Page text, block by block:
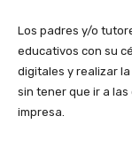
Los padres y/o
educativos con su
digitales y realizar
sin tener que ir a
impresa.